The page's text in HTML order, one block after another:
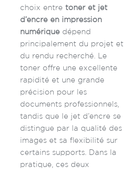
choix entre toner et jet
d’encre en impression
numériquedépend
principalement du projet et
du rendu recherché. Le
toner offre une excellente
rapidité et une grande
précision pour les
documents professionnels,
tandis que le jet d’encre se
distingue par la qualité des
images et sa flexibilité sur
certains supports. Dans la
pratique, ces deux